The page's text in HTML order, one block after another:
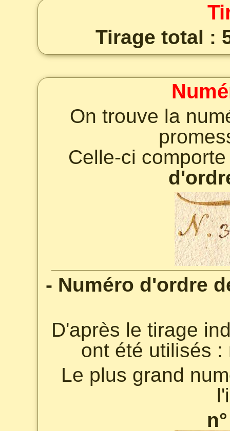
Tirage total :
On trouve la
Celle-ci
- Numéro d'ordre
D'après le tirage
ont été utilisés :
Le plus grand